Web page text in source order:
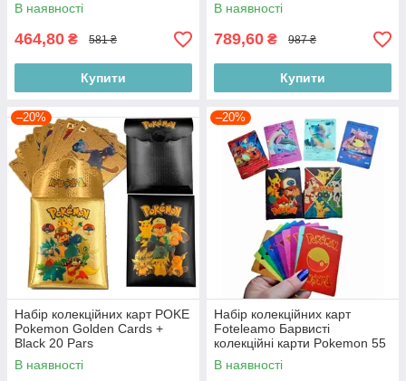
В наявності
464,80 ₴ 581 ₴
Купити
В наявності
789,60 ₴ 987 ₴
Купити
–20%
Набір колекційних карт POKE
Pokemon Golden Cards +
Black 20 Pars
В наявності
–20%
Набір колекційних карт
Foteleamo Барвисті
колекційні карти Pokemon 55
ПК
В наявності